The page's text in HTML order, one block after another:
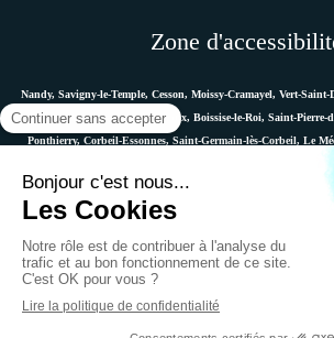
Zone
Nandy, Savigny-le-Temple, Cesson, Moissy-Cramayel, Vert-
Seine, Le Coudray-Montceaux, Boissise-le-Roi, Saint-Pierre-
Ponthierry, Corbeil-Essonnes, Saint-Germain-lès-Corbeil, Le
Boussy-Saint-Antoine, etc.
Plan du site